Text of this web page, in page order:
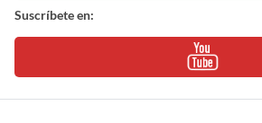
Suscríbete en: